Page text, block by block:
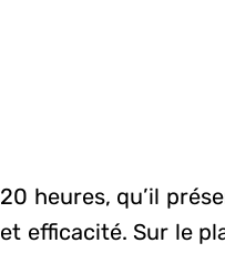
20 heures, qu’il
et efficacité. Sur le